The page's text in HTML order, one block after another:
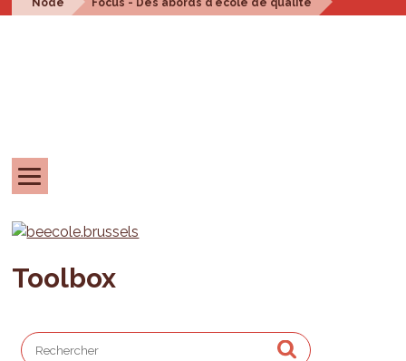
Node Focus - Des abords d'école de qualité
Toolbox